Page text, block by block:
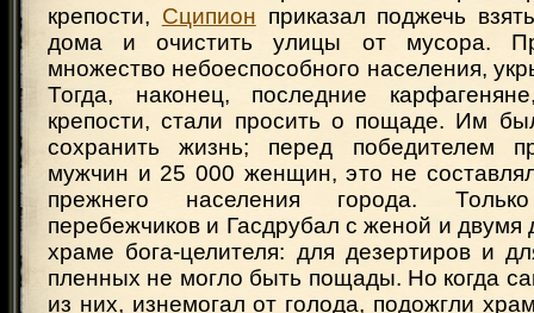
крепости, Сципион приказал поджечь
дома и очистить улицы от мусора.
множество небоеспособного населения,
Тогда, наконец, последние
крепости, стали просить о пощаде. Им
сохранить жизнь; перед победителем
мужчин и 25 000 женщин, это не
прежнего населения города.
перебежчиков и Гасдрубал с женой и двумя
храме бога-целителя: для дезертиров и
пленных не могло быть пощады. Но когда
из них, изнемогал от голода, подожгли